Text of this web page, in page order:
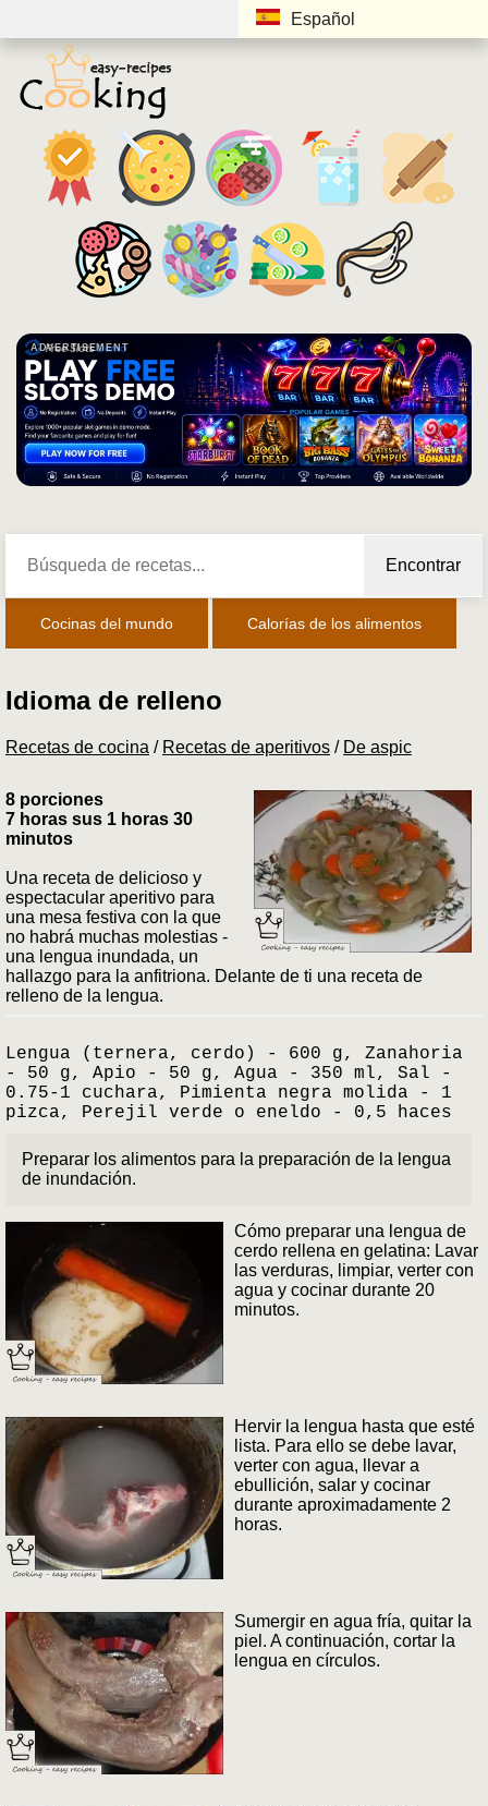
Español
ADVERTISEMENT
Encontrar
Cocinas del mundo Calorías de los alimentos
Idioma de relleno
Recetas de cocina / Recetas de aperitivos / De aspic
8 porciones
7 horas sus 1 horas 30
minutos
Una receta de delicioso y
espectacular aperitivo para
una mesa festiva con la que
no habrá muchas molestias -
una lengua inundada, un
hallazgo para la anfitriona. Delante de ti una receta de
relleno de la lengua.
Lengua (ternera, cerdo) - 600 g, Zanahoria
- 50 g, Apio - 50 g, Agua - 350 ml, Sal -
0.75-1 cuchara, Pimienta negra molida - 1
pizca, Perejil verde o eneldo - 0,5 haces
Preparar los alimentos para la preparación de la lengua
de inundación.
Cómo preparar una lengua de
cerdo rellena en gelatina: Lavar
las verduras, limpiar, verter con
agua y cocinar durante 20
minutos.
Hervir la lengua hasta que esté
lista. Para ello se debe lavar,
verter con agua, llevar a
ebullición, salar y cocinar
durante aproximadamente 2
horas.
Sumergir en agua fría, quitar la
piel. A continuación, cortar la
lengua en círculos.